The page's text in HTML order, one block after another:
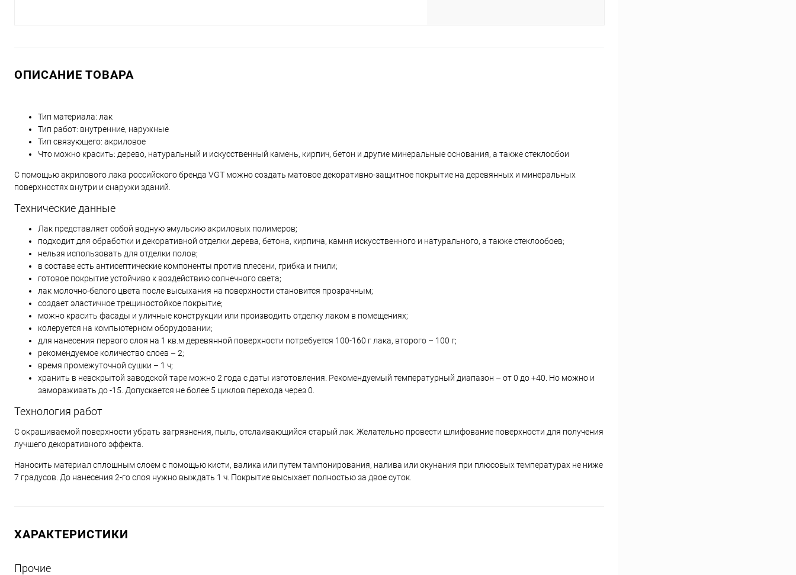
ОПИСАНИЕ ТОВАРА
Тип материала: лак
Тип работ: внутренние, наружные
Тип связующего: акриловое
Что можно красить: дерево, натуральный и искусственный камень, кирпич, бетон и другие минеральные основания, а также стеклообои
С помощью акрилового лака российского бренда VGT можно создать матовое декоративно-защитное покрытие на деревянных и минеральных
поверхностях внутри и снаружи зданий.
Технические данные
Лак представляет собой водную эмульсию акриловых полимеров;
подходит для обработки и декоративной отделки дерева, бетона, кирпича, камня искусственного и натурального, а также стеклообоев;
нельзя использовать для отделки полов;
в составе есть антисептические компоненты против плесени, грибка и гнили;
готовое покрытие устойчиво к воздействию солнечного света;
лак молочно-белого цвета после высыхания на поверхности становится прозрачным;
создает эластичное трещиностойкое покрытие;
можно красить фасады и уличные конструкции или производить отделку лаком в помещениях;
колеруется на компьютерном оборудовании;
для нанесения первого слоя на 1 кв.м деревянной поверхности потребуется 100-160 г лака, второго – 100 г;
рекомендуемое количество слоев – 2;
время промежуточной сушки – 1 ч;
хранить в невскрытой заводской таре можно 2 года с даты изготовления. Рекомендуемый температурный диапазон – от 0 до +40. Но можно и
замораживать до -15. Допускается не более 5 циклов перехода через 0.
Технология работ
С окрашиваемой поверхности убрать загрязнения, пыль, отслаивающийся старый лак. Желательно провести шлифование поверхности для получения
лучшего декоративного эффекта.
Наносить материал сплошным слоем с помощью кисти, валика или путем тампонирования, налива или окунания при плюсовых температурах не ниже
7 градусов. До нанесения 2-го слоя нужно выждать 1 ч. Покрытие высыхает полностью за двое суток.
ХАРАКТЕРИСТИКИ
Прочие